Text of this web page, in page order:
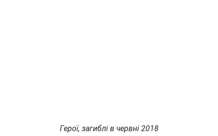
Герої, загиблі в червні 2018